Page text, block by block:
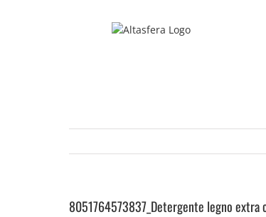
8051764573837_Detergente legno extra